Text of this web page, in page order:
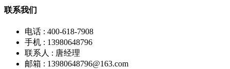
联系我们
电话 : 400-618-7908
手机 : 13980648796
联系人 : 唐经理
邮箱 : 13980648796@163.com